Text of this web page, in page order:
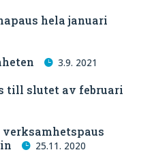
hela januari
3.9. 2021
till slutet av februari
25.11. 2020